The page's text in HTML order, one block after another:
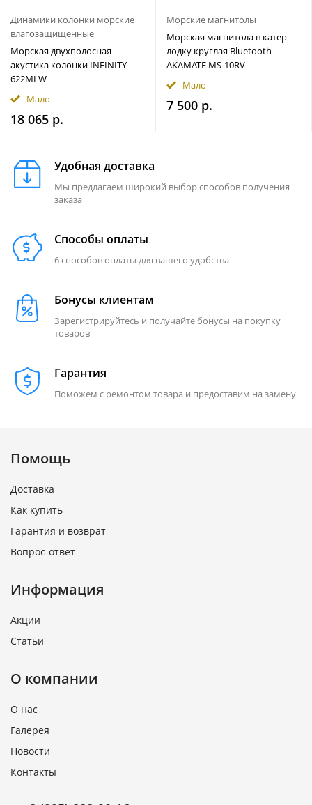
Динамики колонки морские
влагозащищенные
Морская двухполосная
акустика колонки INFINITY
622MLW
Мало
18 065 р.
Морские магнитолы
Морская магнитола в катер
лодку круглая Bluetooth
AKAMATE MS-10RV
Мало
7 500 р.
Удобная доставка
Мы предлагаем широкий выбор способов получения
заказа
Способы оплаты
6 способов оплаты для вашего удобства
Бонусы клиентам
Зарегистрируйтесь и получайте бонусы на покупку
товаров
Гарантия
Поможем с ремонтом товара и предоставим на замену
Помощь
Доставка
Как купить
Гарантия и возврат
Вопрос-ответ
Информация
Акции
Статьи
О компании
О нас
Галерея
Новости
Контакты